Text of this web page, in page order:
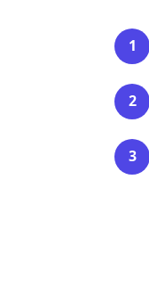
1
2
3